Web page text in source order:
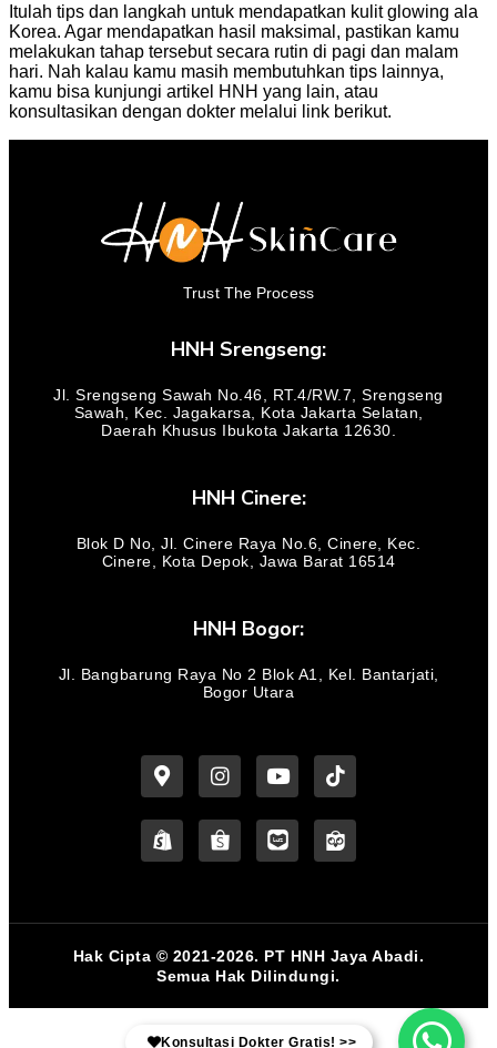
Itulah tips dan langkah untuk mendapatkan kulit glowing ala
Korea. Agar mendapatkan hasil maksimal, pastikan kamu
melakukan tahap tersebut secara rutin di pagi dan malam
hari. Nah kalau kamu masih membutuhkan tips lainnya,
kamu bisa kunjungi artikel HNH yang lain, atau
konsultasikan dengan dokter melalui link berikut.
Trust The Process
HNH Srengseng:
Jl. Srengseng Sawah No.46, RT.4/RW.7, Srengseng
Sawah, Kec. Jagakarsa, Kota Jakarta Selatan,
Daerah Khusus Ibukota Jakarta 12630.
HNH Cinere:
Blok D No, Jl. Cinere Raya No.6, Cinere, Kec.
Cinere, Kota Depok, Jawa Barat 16514
HNH Bogor:
Jl. Bangbarung Raya No 2 Blok A1, Kel. Bantarjati,
Bogor Utara
Hak Cipta © 2021-2026. PT HNH Jaya Abadi.
Semua Hak Dilindungi.
Konsultasi Dokter Gratis! >>